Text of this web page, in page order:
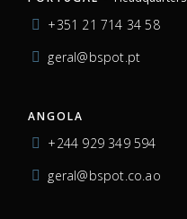
+351 21 714 34 58
geral@bspot.pt
ANGOLA
+244 929 349 594
geral@bspot.co.ao